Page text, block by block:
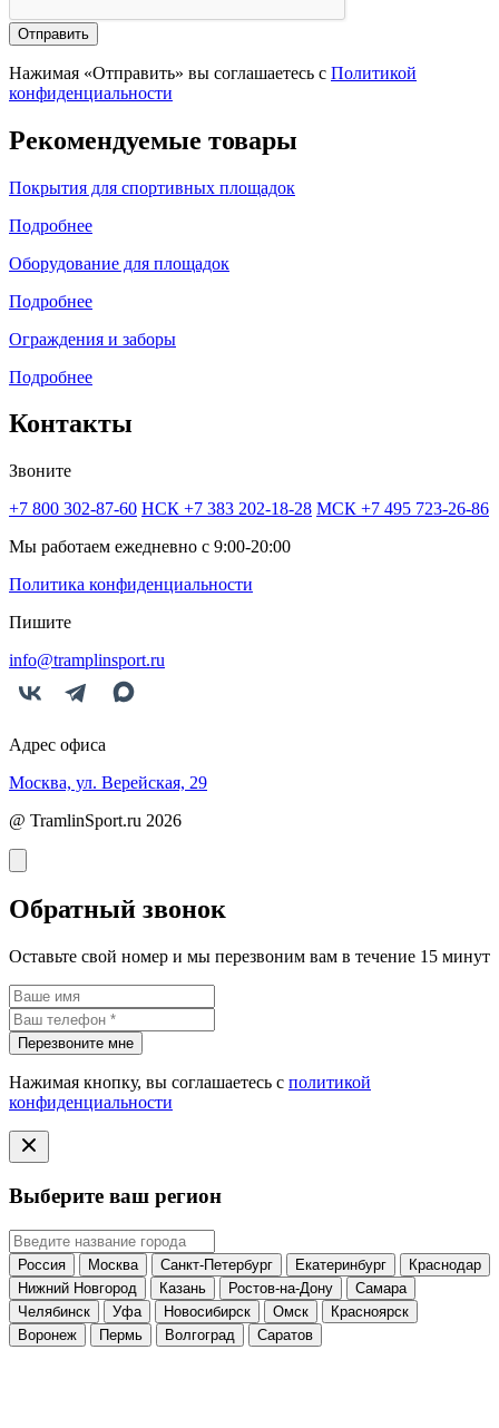
Отправить
Нажимая «Отправить» вы соглашаетесь с Политикой
конфиденциальности
Рекомендуемые товары
Покрытия для спортивных площадок
Подробнее
Оборудование для площадок
Подробнее
Ограждения и заборы
Подробнее
Контакты
Звоните
+7 800 302-87-60 НСК +7 383 202-18-28 МСК +7 495 723-26-86
Мы работаем ежедневно с 9:00-20:00
Политика конфиденциальности
Пишите
info@tramplinsport.ru
Адрес офиса
Москва, ул. Верейская, 29
@ TramlinSport.ru 2026
Обратный звонок
Оставьте свой номер и мы перезвоним вам в течение 15 минут
Перезвоните мне
Нажимая кнопку, вы соглашаетесь с политикой
конфиденциальности
Выберите ваш регион
Россия Москва Санкт-Петербург Екатеринбург
Краснодар
Нижний Новгород
Казань Ростов-на-Дону
Самара
Челябинск
Уфа Новосибирск Омск
Красноярск
Воронеж
Пермь Волгоград Саратов